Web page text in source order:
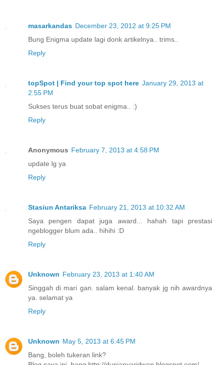
masarkandas December 23, 2012 at 9:25 PM
Bung Enigma update lagi donk artikelnya.. trims..
Reply
topSpot | Find your top spot here January 29, 2013 at
2:55 PM
Sukses terus buat sobat enigma.. :)
Reply
Anonymous February 7, 2013 at 4:58 PM
update lg ya
Reply
Stasiun Antariksa February 21, 2013 at 10:32 AM
Saya pengen dapat juga award... hahah tapi prestasi
ngeblogger blum ada.. hihihi :D
Reply
Unknown February 23, 2013 at 1:40 AM
Singgah di mari gan. salam kenal. banyak jg nih awardnya
ya. selamat ya
Reply
Unknown May 5, 2013 at 6:45 PM
Bang, boleh tukeran link?